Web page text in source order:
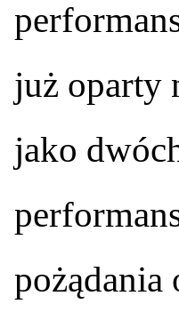
już oparty
jako
pożądania